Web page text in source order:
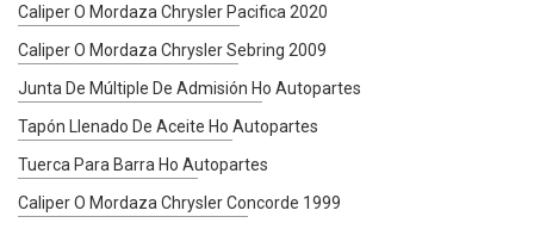
Caliper O Mordaza Chrysler Pacifica 2020
Caliper O Mordaza Chrysler Sebring 2009
Junta De Múltiple De Admisión Ho Autopartes
Tapón Llenado De Aceite Ho Autopartes
Tuerca Para Barra Ho Autopartes
Caliper O Mordaza Chrysler Concorde 1999